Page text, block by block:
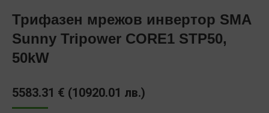
Трифазен мрежов инвертор SMA
Sunny Tripower CORE1 STP50,
50kW
5583.31 € (10920.01 лв.)